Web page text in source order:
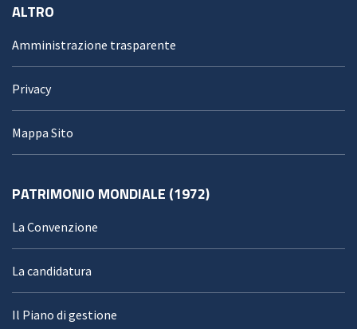
ALTRO
Amministrazione trasparente
Privacy
Mappa Sito
PATRIMONIO MONDIALE (1972)
La Convenzione
La candidatura
Il Piano di gestione